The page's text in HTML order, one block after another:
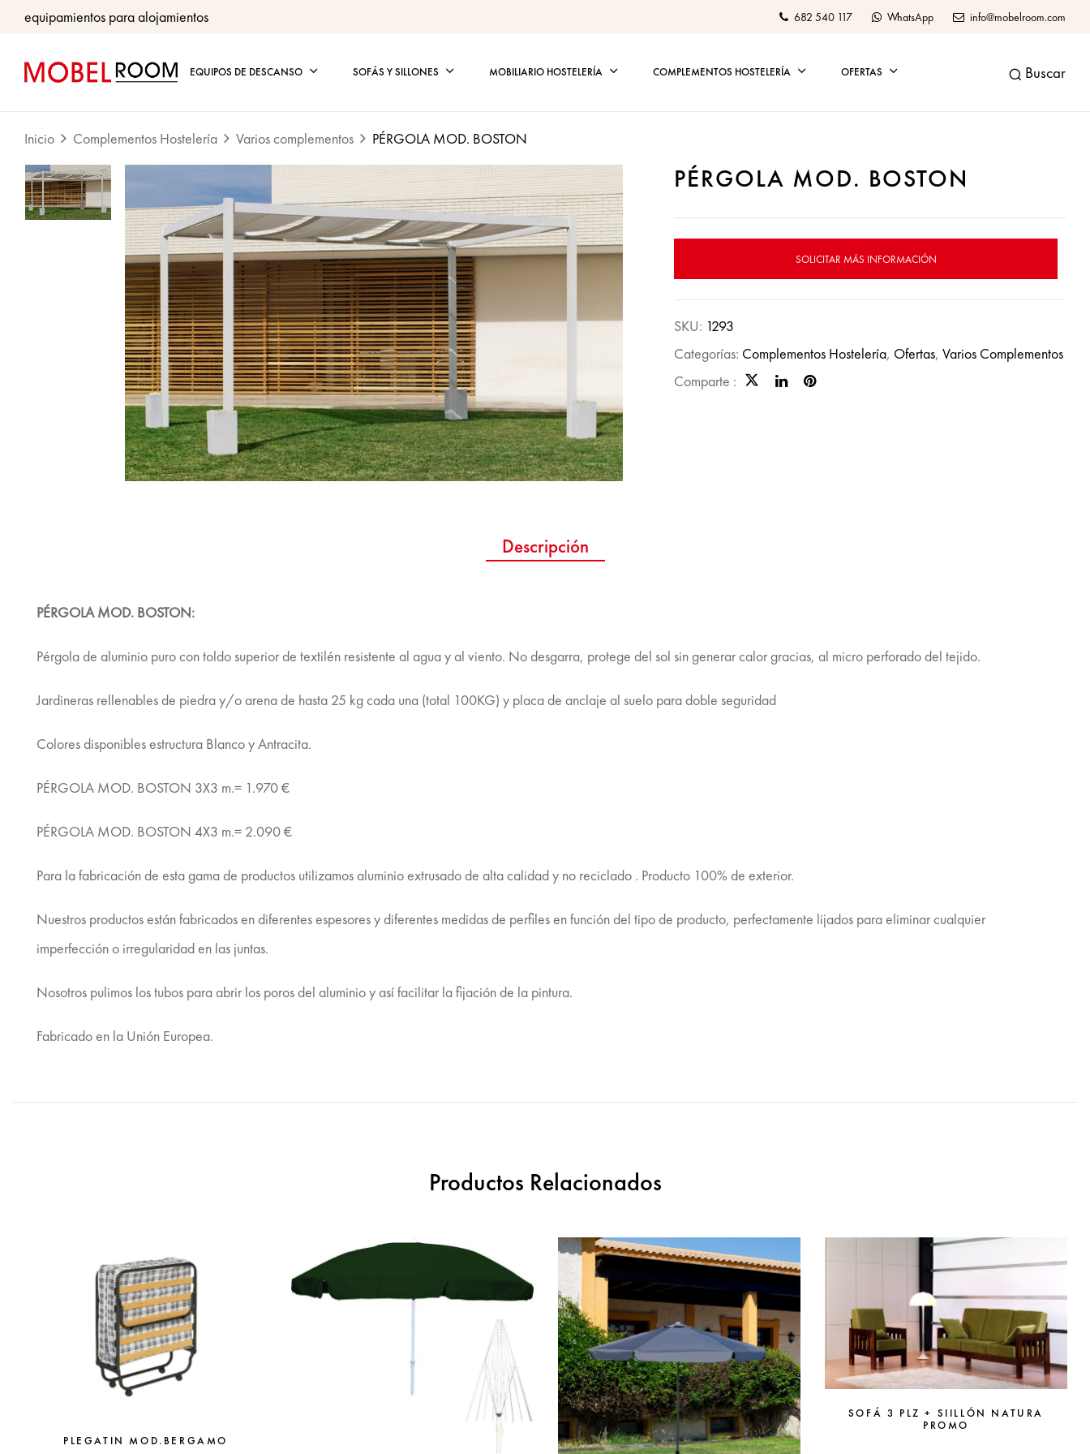
equipamientos para alojamientos 682 540 117 WhatsApp info@mobelroom.com
EQUIPOS DE DESCANSO SOFÁS Y SILLONES MOBILIARIO HOSTELERÍA COMPLEMENTOS HOSTELERÍA OFERTAS Buscar
Inicio Complementos Hostelería Varios complementos PÉRGOLA MOD. BOSTON
PÉRGOLA MOD. BOSTON
SOLICITAR MÁS INFORMACIÓN
SKU: 1293
Categorías: Complementos Hostelería, Ofertas,Varios Complementos
Comparte :
Descripción
PÉRGOLA MOD. BOSTON:
Pérgola de aluminio puro con toldo superior de textilén resistente al agua y al viento. No desgarra, protege del sol sin generar calor gracias, al micro perforado del tejido.
Jardineras rellenables de piedra y/o arena de hasta 25 kg cada una (total 100KG) y placa de anclaje al suelo para doble seguridad
Colores disponibles estructura Blanco y Antracita.
PÉRGOLA MOD. BOSTON 3X3 m.= 1.970 €
PÉRGOLA MOD. BOSTON 4X3 m.= 2.090 €
Para la fabricación de esta gama de productos utilizamos aluminio extrusado de alta calidad y no reciclado . Producto 100% de exterior.
Nuestros productos están fabricados en diferentes espesores y diferentes medidas de perfiles en función del tipo de producto, perfectamente lijados para eliminar cualquier
imperfección o irregularidad en las juntas.
Nosotros pulimos los tubos para abrir los poros del aluminio y así facilitar la fijación de la pintura.
Fabricado en la Unión Europea.
Productos Relacionados
PLEGATIN MOD.BERGAMO
SOFÁ 3 PLZ + SIILLÓN NATURA
PROMO